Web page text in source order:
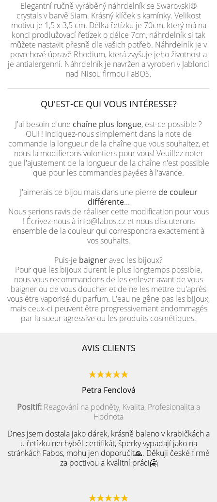
Elegantní ručně vyráběný náhrdelník se Swarovski®
crystals v barvě Siam. Krásný klíček s kamínky. Velikost
motivu je 1,5 x 3,5 cm. Délka řetízku je 70cm, který má na
konci prodlužovací řetízek o délce 7cm, náhrdelník si tak
můžete nastavit přesně dle vašich potřeb. Náhrdelník je v
povrchové úpravě Rhodium, která zvyšuje jeho životnost a
je antialergenní. Náhrdelník je navržen a vyroben v Jablonci
nad Nisou firmou FaBOS.
QU'EST-CE QUI VOUS INTÉRESSE?
J'ai besoin d'une chaîne plus longue, est-ce possible ?
OUI ! Indiquez-nous simplement dans la note de
commande la longueur de la chaîne que vous souhaitez, et
nous la modifierons volontiers pour vous! Veuillez noter
que l'ajustement de la longueur de la chaîne n'est possible
que pour les commandes payées à l'avance.
J'aimerais ce bijou mais dans une pierre de couleur
différente...
Nous serions ravis de réaliser cette modification pour vous
! Écrivez-nous à info@fabos.cz et nous discuterons
ensemble de la couleur qui correspondra exactement à
vos souhaits.
Puis-je baigneravec les bijoux?
Pour que les bijoux durent le plus longtemps possible,
nous vous recommandons de les enlever avant de vous
baigner ou de vous doucher et de ne les mettre qu'après
vous être vaporisé du parfum. L'eau ne gêne pas les bijoux,
mais ceux-ci peuvent être progressivement endommagés
par la sueur agressive ou les produits cosmétiques.
AVIS CLIENTS
Petra Fenclová
Positif: Reagování na podněty, Kvalita, Profesionalita a
Hodnota
Dnes jsem dostala jako dárek, krásně baleno v krabičkách a
u řetízku nechyběl certifikát, šperky vypadají jako na
stránkách Fabos, mohu jen doporučit🙏. Děkuji české firmě
za poctivou a kvalitní práci🤗